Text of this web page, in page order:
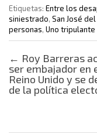
Etiquetas: Entre los
siniestrado, San José
personas, Uno
Post navigation
← Roy Barreras
ser embajador en
Reino Unido y se
de la política